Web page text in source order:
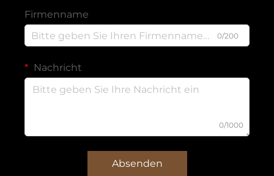
Firmenname
0/200
Nachricht
0/1000
Absenden